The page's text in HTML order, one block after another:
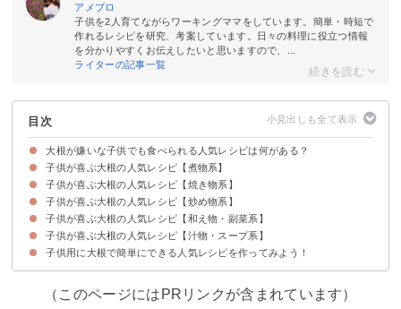
アメブロ
子供を2人育てながらワーキングママをしています。簡単・時短で
作れるレシピを研究、考案しています。日々の料理に役立つ情報
を分かりやすくお伝えしたいと思いますので、...
ライターの記事一覧
目次
大根が嫌いな子供でも食べられる人気レシピは何がある？
子供が喜ぶ大根の人気レシピ【煮物系】
①子供が好きな鶏肉と大根の煮物
②大根のカレー煮込み
③大根と手羽元の煮物
④大根の和風カレー
子供が喜ぶ大根の人気レシピ【焼き物系】
①大根のハッセルバック
②大根と豆腐の和風グラタン
③子供用チーズたっぷり大根ステーキ
④大根もち
子供が喜ぶ大根の人気レシピ【炒め物系】
①簡単に作れる大根と豚肉の炒め物
②大根とウインナーの炒め物
子供が喜ぶ大根の人気レシピ【和え物・副菜系】
①大根とカニカマのマヨサラダ
②大根の和風サラダ
③大根のコールスローサラダ
子供が喜ぶ大根の人気レシピ【汁物・スープ系】
①大根のクリームシチュー
②大根とベーコンのコンソメスープ
③大根のポタージュ
④大根とトマトの洋風おでん
子供用に大根で簡単にできる人気レシピを作ってみよう！
（このページにはPRリンクが含まれています）